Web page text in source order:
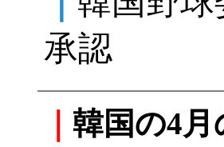
承認
韓国の4月